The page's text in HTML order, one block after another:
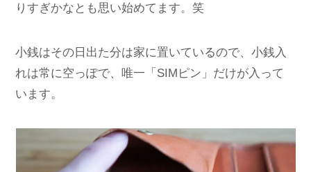
りすぎかなとも思い始めてます。笑
小銭はその日出た分は家に置いているので、小銭入
れは常に空っぽで、唯一「SIMピン」だけが入って
います。